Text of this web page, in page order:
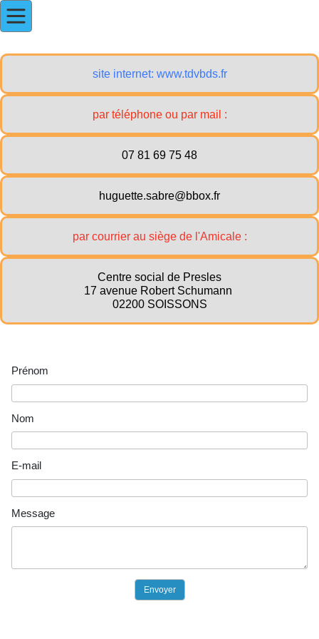
site internet: www.tdvbds.fr
par téléphone ou par mail :
07 81 69 75 48
huguette.sabre@bbox.fr
par courrier au siège de l'Amicale :
Centre social de Presles
17 avenue Robert Schumann
02200 SOISSONS
Prénom
Nom
E-mail
Message
Envoyer